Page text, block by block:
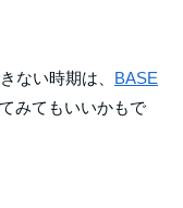
ない時期は、 BASE
みてもいいかもで